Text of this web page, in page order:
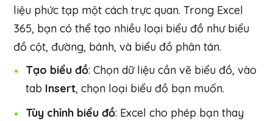
liệu phức tạp một cách trực quan. Trong Excel
365, bạn có thể tạo nhiều loại biểu đồ như biểu
đồ cột, đường, bánh, và biểu đồ phân tán.
Tạo biểu đồ: Chọn dữ liệu cần vẽ biểu đồ, vào
tab Insert, chọn loại biểu đồ bạn muốn.
Tùy chỉnh biểu đồ: Excel cho phép bạn thay